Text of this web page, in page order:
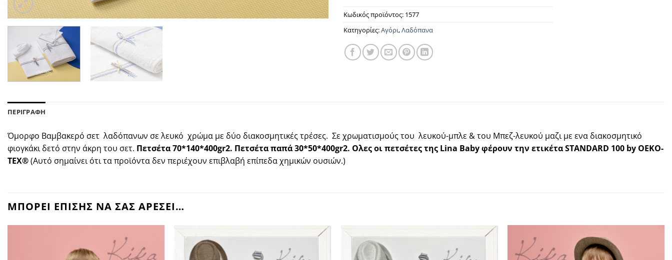
Κωδικός προϊόντος: 1577
Κατηγορίες:Αγόρι,Λαδόπανα
ΠΕΡΙΓΡΑΦΗ
Όμορφο Βαμβακερό σετ λαδόπανων σε λευκό χρώμα με δύο διακοσμητικές τρέσες. Σε χρωματισμούς του λευκού-μπλε & του Μπεζ-λευκού μαζι με ενα διακοσμητικό
φιογκάκι δετό στην άκρη του σετ. Πετσέτα 70*140*400gr2. Πετσέτα παπά 30*50*400gr2. Ολες οι πετσέτες της Lina Baby φέρουν την ετικέτα STANDARD 100 by OEKO-
TEX®(Αυτό σημαίνει ότι τα προϊόντα δεν περιέχουν επιβλαβή επίπεδα χημικών ουσιών.)
ΜΠΟΡΕΙ ΕΠΙΣΗΣ ΝΑ ΣΑΣ ΑΡΕΣΕΙ…